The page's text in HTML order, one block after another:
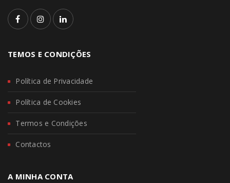
TEMOS E CONDIÇÕES
Política de Privacidade
Política de Cookies
Termos e Condições
Contactos
A MINHA CONTA